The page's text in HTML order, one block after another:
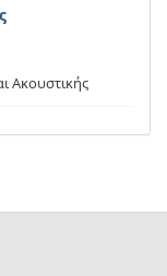
Ακουστικής